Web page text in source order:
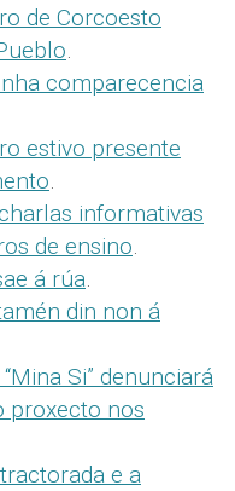
de Corcoesto
.
comparecencia
estivo presente
.
informativas
de ensino.
á rúa.
din non á
Si” denunciará
proxecto nos
e a